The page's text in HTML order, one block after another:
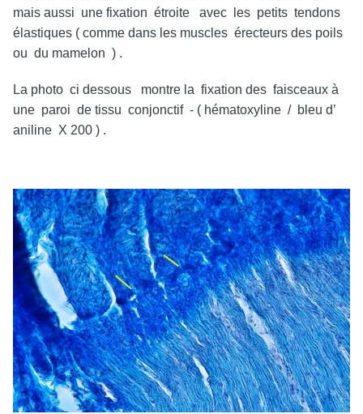
mais aussi une fixation étroite avec les petits tendons
élastiques ( comme dans les muscles érecteurs des poils
ou du mamelon ) .
La photo ci dessous montre la fixation des faisceaux à
une paroi de tissu conjonctif - ( hématoxyline / bleu d’
aniline X 200 ) .